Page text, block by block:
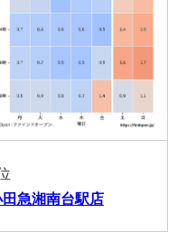
田急湘南台駅店